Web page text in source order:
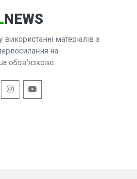
NEWS
матеріалів з
на
обов'язкове.